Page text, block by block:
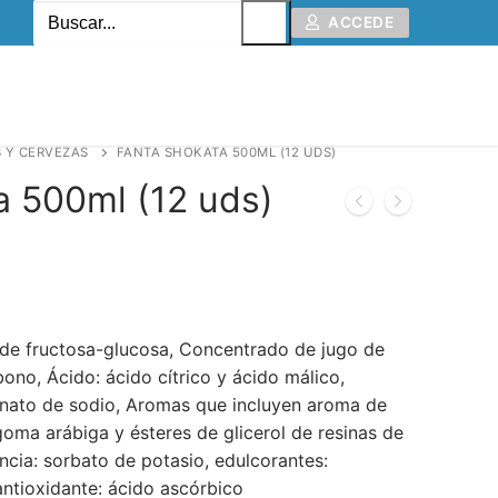
ACCEDE
Y CERVEZAS FANTA SHOKATA 500ML (12 UDS)
500ml (12 uds)
fructosa-glucosa, Concentrado de jugo de
Ácido: ácido cítrico y ácido málico,
de sodio, Aromas que incluyen aroma de
arábiga y ésteres de glicerol de resinas de
sorbato de potasio, edulcorantes:
ácido ascórbico